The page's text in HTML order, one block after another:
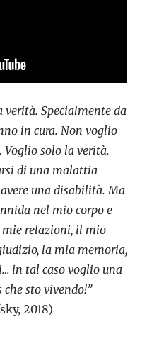
verità. Specialmente da
in cura. Non voglio
Voglio solo la verità.
di una malattia
una disabilità. Ma
nel mio corpo e
relazioni, il mio
la mia memoria,
in tal caso voglio una
sto vivendo!”
2018)